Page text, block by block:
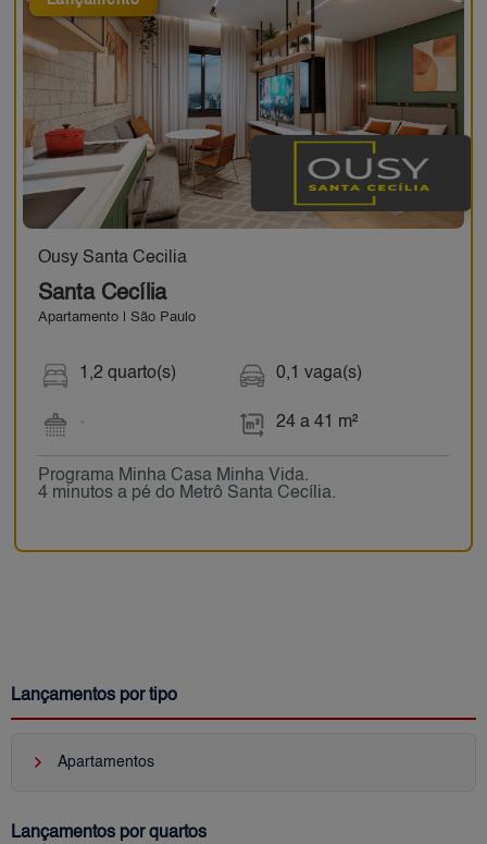
Ousy Santa Cecilia
Santa Cecília
Apartamento | São Paulo
1,2 quarto(s)
-
0,1 vaga(s)
24 a 41 m²
Programa Minha Casa Minha Vida.
4 minutos a pé do Metrô Santa Cecília.
Lançamentos por tipo
keyboard_arrow_right Apartamentos
Lançamentos por quartos